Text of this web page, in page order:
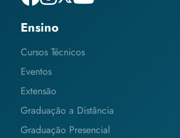
Ensino
Cursos Técnicos
Eventos
Extensão
Graduação a Distância
Graduação Presencial